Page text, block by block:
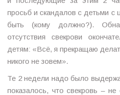
просьб и скандалов с детьми с
быть (кому должно?).
отсутствия свекрови
детям: «Всё, я прекращаю
никого не зовем».
Те 2 недели надо было
показалось, что свекровь –